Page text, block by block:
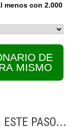
menos con 2.000
DE
MISMO
PASO...